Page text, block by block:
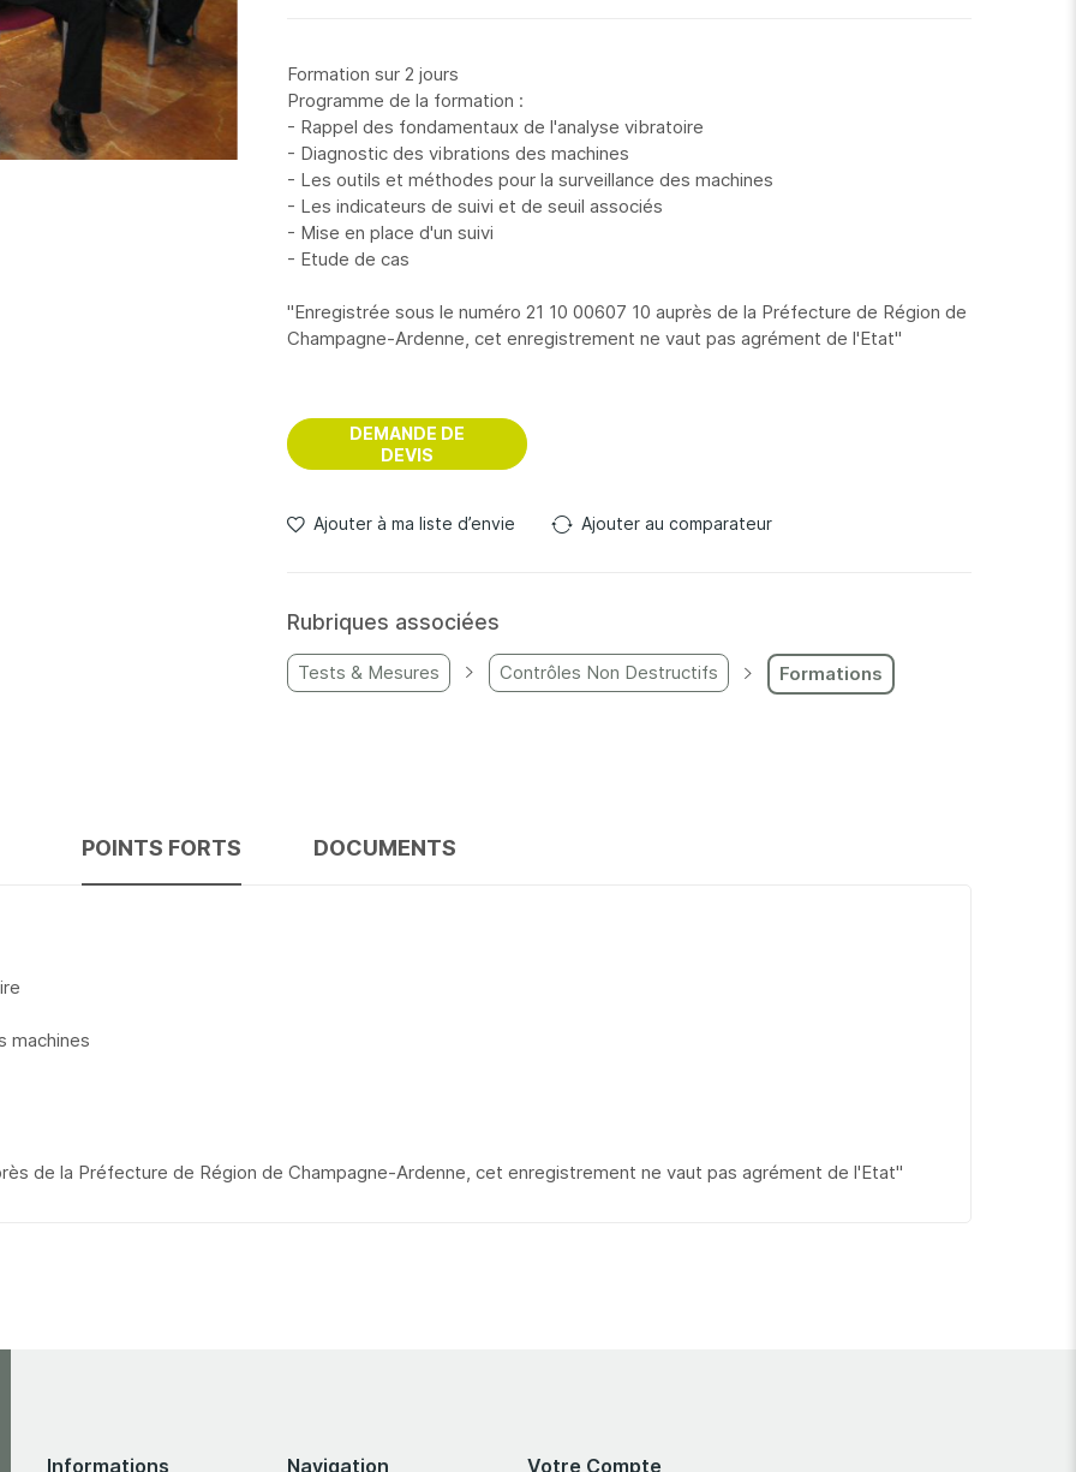
Formation sur 2 jours
Programme de la formation :
- Rappel des fondamentaux de l'analyse vibratoire
- Diagnostic des vibrations des machines
- Les outils et méthodes pour la surveillance des machines
- Les indicateurs de suivi et de seuil associés
- Mise en place d'un suivi
- Etude de cas
"Enregistrée sous le numéro 21 10 00607 10 auprès de la Préfecture de Région de
Champagne-Ardenne, cet enregistrement ne vaut pas agrément de l'Etat"
DEMANDE DE
DEVIS
Ajouter à ma liste d’envie Ajouter au comparateur
Rubriques associées
Tests & Mesures Contrôles Non Destructifs Formations
POINTS FORTS DOCUMENTS
machines
de la Préfecture de Région de Champagne-Ardenne, cet enregistrement ne vaut pas agrément de l'Etat"
Informations Navigation Votre Compte